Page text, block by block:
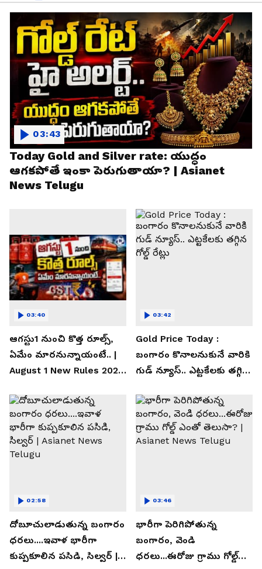
Today Gold and Silver rate: యుద్ధం
ఆగకపోతే ఇంకా పెరుగుతాయా? | Asianet
News Telugu
03:43
ఆగస్టు1 నుంచి కొత్త రూల్స్,
ఏమేం మారనున్నాయంటే.. |
August 1 New Rules 2026
03:40
Gold Price Today :
బంగారం కొనాలనుకునే వారికి
గుడ్ న్యూస్.. ఎట్టకేలకు తగ్గిన
03:42
దోబూచులాడుతున్న బంగారం
ధరలు....ఇవాళ భారీగా
కుప్పకూలిన పసిడి, సిల్వర్ |
02:58
భారీగా పెరిగిపోతున్న
బంగారం, వెండి
ధరలు...ఈరోజు గ్రాము గోల్డ్
03:46